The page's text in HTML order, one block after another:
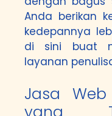
Anda berikan
kedepannya
di sini buat
layanan
Jasa